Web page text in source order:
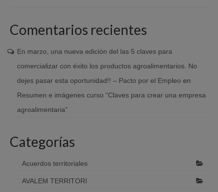
Comentarios recientes
En marzo, una nueva edición del las 5 claves para
comercializar con éxito los productos agroalimentarios. No
dejes pasar esta oportunidad!! – Pacto por el Empleo en
Resumen e imágenes curso “Claves para crear una empresa
agroalimentaria”
Categorías
Acuerdos territoriales
AVALEM TERRITORI